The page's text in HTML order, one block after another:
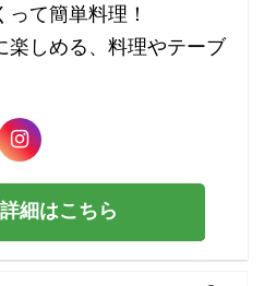
て簡単料理！
楽しめる、料理やテーブ
細はこちら